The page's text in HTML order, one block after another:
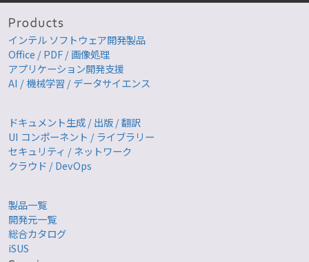
インテル ソフトウェア開発製品
Office / PDF / 画像処理
アプリケーション開発支援
AI / 機械学習 / データサイエンス
ドキュメント生成 / 出版 / 翻訳
UI コンポーネント / ライブラリー
セキュリティ / ネットワーク
クラウド / DevOps
製品一覧
開発元一覧
総合カタログ
iSUS